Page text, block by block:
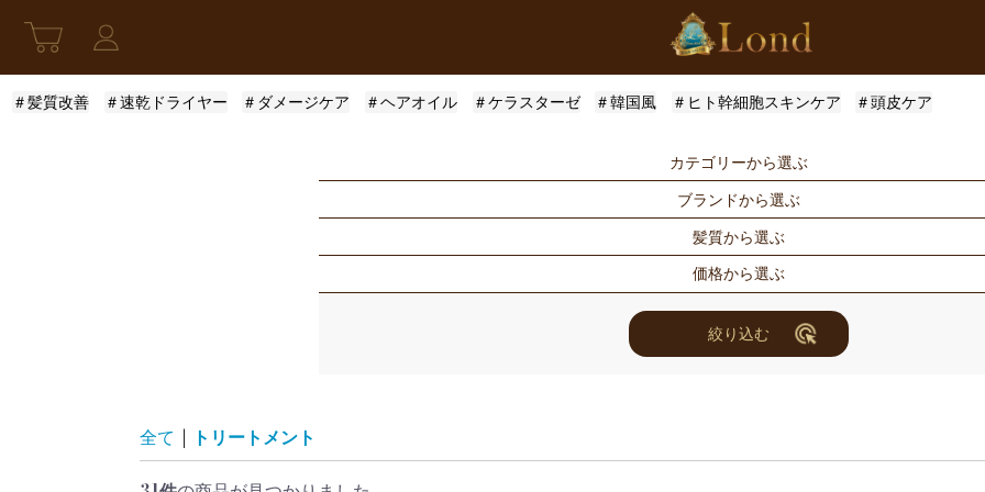
＃髪質改善 ＃速乾ドライヤー ＃ダメージケア ＃ヘアオイル ＃ケラスターゼ ＃韓国風 ＃ヒト幹細胞スキンケア ＃頭皮ケア
カテゴリーから選ぶ
新発売 シャンプー
トリートメ
アウトバストリートメント
ドライヤー・ヘアアイロン
スタイリング
スキンケア
for Men
メンズスタ
ヘアアレンジ
セット商品
ブランドから選ぶ
指定なし Londオリジナル
ケラスターゼ
モロッカンオイル
ルベル
アリミノ
ナンバースリー
髪質から選ぶ
ふんわり ハリ・コシ
ウェット
ツヤ
価格から選ぶ
〜3000円 絞り込む
全て | トリートメント